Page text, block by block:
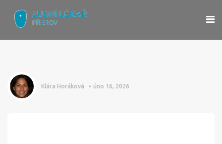
Klára Horáková úno 16, 2026